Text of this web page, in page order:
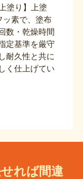
塗り】上塗
ッ素で、塗布
数・乾燥時間
定基準を厳守
耐久性と共に
く仕上げてい
せれば間違